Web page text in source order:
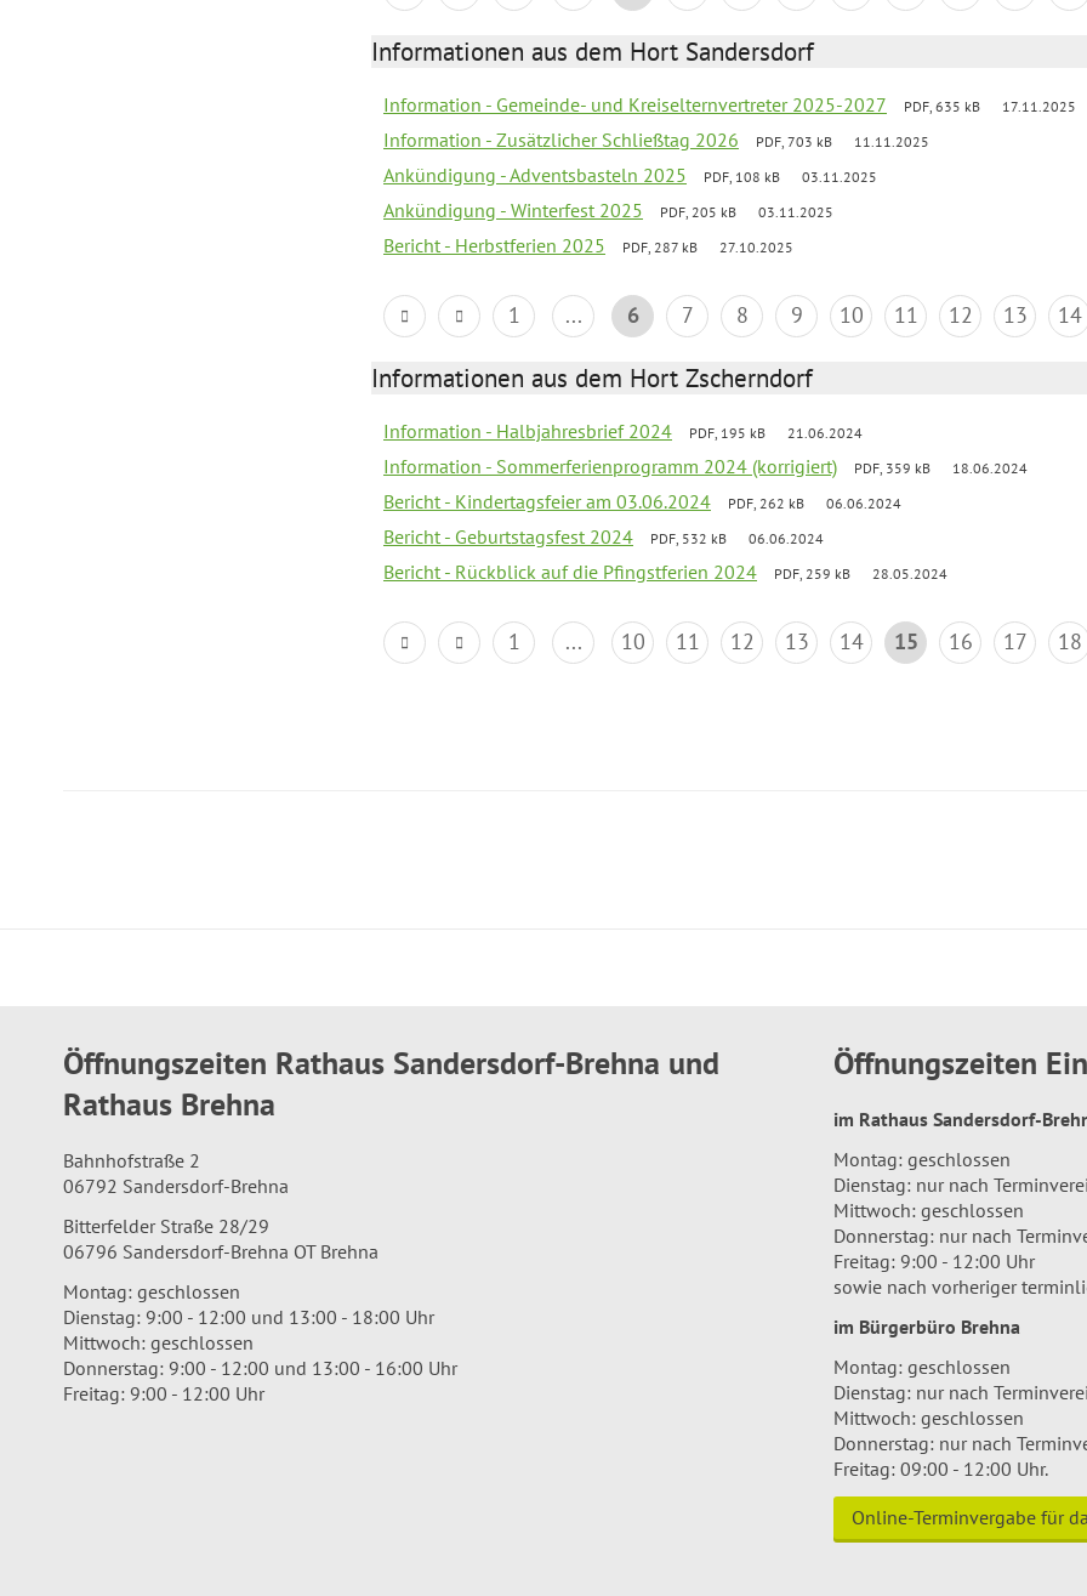
Informationen aus dem Hort Sandersdorf
Information - Gemeinde- und Kreiselternvertreter 2025-2027 PDF, 635 kB 17.11.2025
Information - Zusätzlicher Schließtag 2026 PDF, 703 kB 11.11.2025
Ankündigung - Adventsbasteln 2025 PDF, 108 kB 03.11.2025
Ankündigung - Winterfest 2025 PDF, 205 kB 03.11.2025
Bericht - Herbstferien 2025 PDF, 287 kB 27.10.2025
1 ... 6 7 8 9 10 11 12 13 14
Informationen aus dem Hort Zscherndorf
Information - Halbjahresbrief 2024 PDF, 195 kB 21.06.2024
Information - Sommerferienprogramm 2024 (korrigiert) PDF, 359 kB 18.06.2024
Bericht - Kindertagsfeier am 03.06.2024 PDF, 262 kB 06.06.2024
Bericht - Geburtstagsfest 2024 PDF, 532 kB 06.06.2024
Bericht - Rückblick auf die Pfingstferien 2024 PDF, 259 kB 28.05.2024
1 ... 10 11 12 13 14 15 16 17 18
Öffnungszeiten Rathaus Sandersdorf-Brehna und
Rathaus Brehna
Bahnhofstraße 2
06792 Sandersdorf-Brehna
Bitterfelder Straße 28/29
06796 Sandersdorf-Brehna OT Brehna
Montag: geschlossen
Dienstag: 9:00 - 12:00 und 13:00 - 18:00 Uhr
Mittwoch: geschlossen
Donnerstag: 9:00 - 12:00 und 13:00 - 16:00 Uhr
Freitag: 9:00 - 12:00 Uhr
Öffnungszeiten
im Rathaus Sandersdorf-
Montag: geschlossen
Dienstag: nur nach
Mittwoch: geschlossen
Donnerstag: nur nach
Freitag: 9:00 - 12:00 Uhr
sowie nach vorheriger
im Bürgerbüro Brehna
Montag: geschlossen
Dienstag: nur nach
Mittwoch: geschlossen
Donnerstag: nur nach
Freitag: 09:00 - 12:00 Uhr.
Online-Terminvergabe für